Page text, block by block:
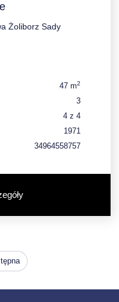
Żoliborz Sady
47 m2
3
4 z 4
1971
34964558757